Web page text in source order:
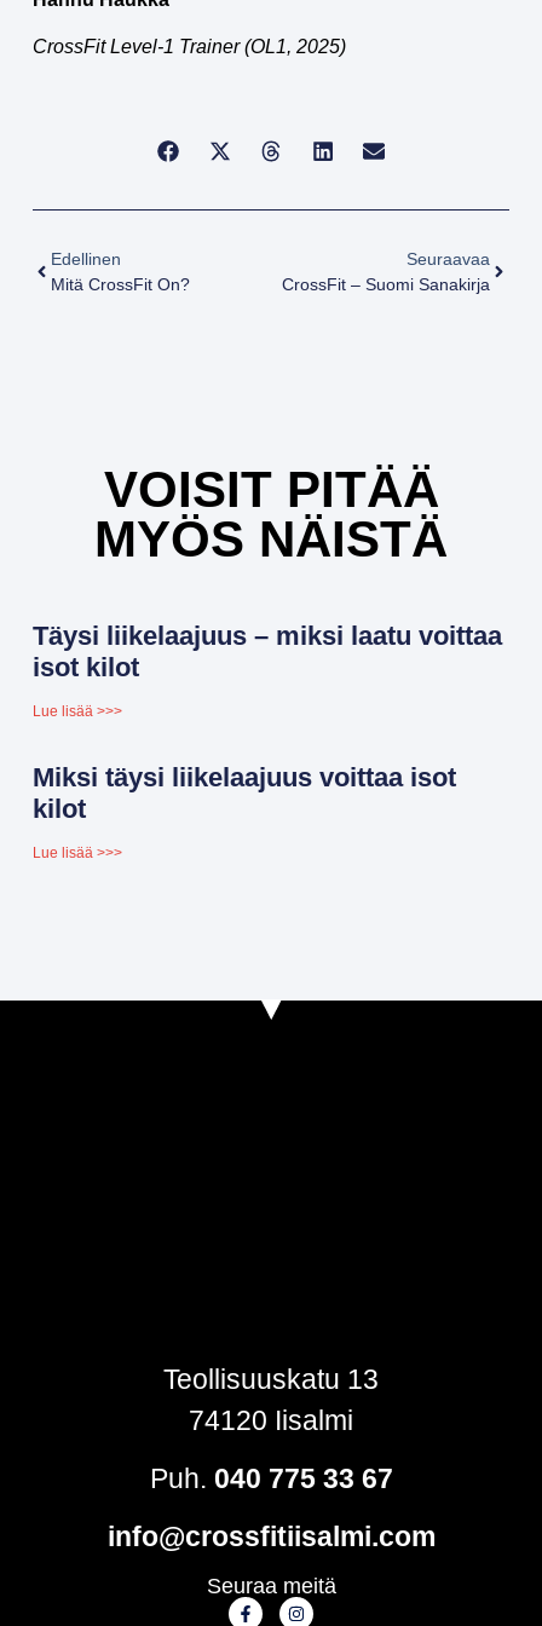
CrossFit Level-1 Trainer (OL1, 2025)
Edellinen
Mitä CrossFit On?
Seuraavaa
CrossFit – Suomi Sanakirja
VOISIT PITÄÄ
MYÖS NÄISTÄ
Täysi liikelaajuus – miksi laatu voittaa
isot kilot
Lue lisää >>>
Miksi täysi liikelaajuus voittaa isot
kilot
Lue lisää >>>
Teollisuuskatu 13
74120 Iisalmi
Puh. 040 775 33 67
info@crossfitiisalmi.com
Seuraa meitä